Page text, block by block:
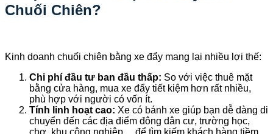
Chuối Chiên?
Kinh doanh chuối chiên bằng xe đẩy mang lại nhiều lợi thế:
Chi phí đầu tư ban đầu thấp: So với việc thuê mặt
bằng cửa hàng, mua xe đẩy tiết kiệm hơn rất nhiều,
phù hợp với người có vốn ít.
Tính linh hoạt cao: Xe có bánh xe giúp bạn dễ dàng di
chuyển đến các địa điểm đông dân cư, trường học,